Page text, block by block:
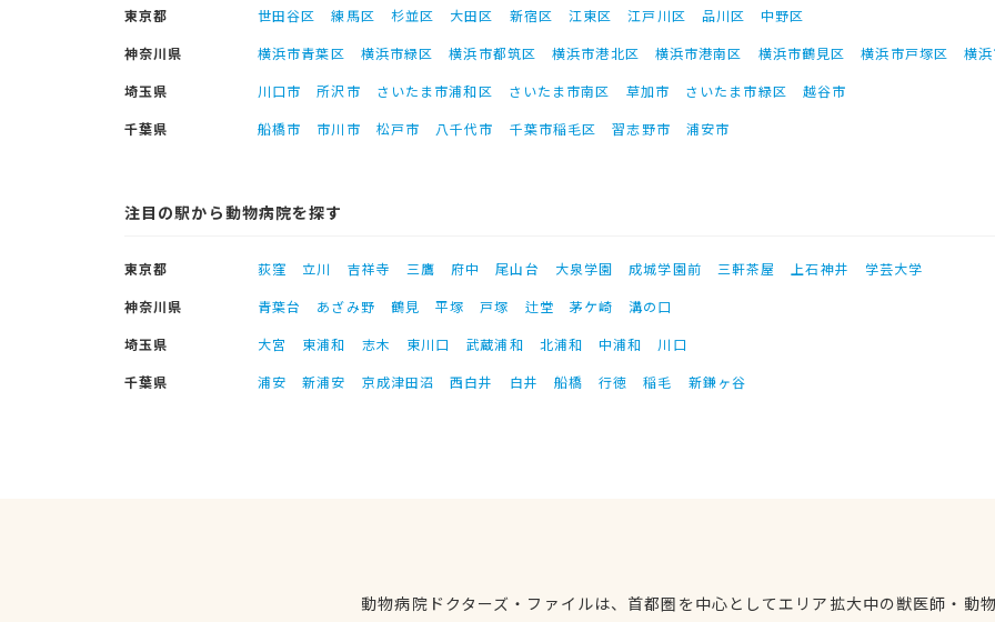
東京都 世田谷区 練馬区 杉並区 大田区 新宿区 江東区 江戸川区 品川区
中野区
神奈川県
横浜市青葉区 横浜市緑区 横浜市都筑区 横浜市港北区 横浜市港南区 横浜市鶴見区 横浜市戸塚区
横
埼玉県
川口市 所沢市 さいたま市浦和区 さいたま市南区 草加市 さいたま市緑区
越谷市
千葉県
船橋市 市川市 松戸市 八千代市 千葉市稲毛区 習志野市 浦安市
注目の駅から動物病院を探す
東京都 荻窪 立川 吉祥寺 三鷹 府中 尾山台 大泉学園 成城学園前 三軒茶屋 上石神井
学芸大学
神奈川県
青葉台 あざみ野 鶴見 平塚 戸塚 辻堂 茅ケ崎
溝の口
埼玉県
大宮 東浦和 志木 東川口 武蔵浦和 北浦和 中浦和
川口
千葉県
浦安 新浦安 京成津田沼 西白井 白井 船橋 行徳 稲毛 新鎌ヶ谷
動物病院ドクターズ・ファイルは、首都圏を中心としてエリア拡大中の獣医師・動